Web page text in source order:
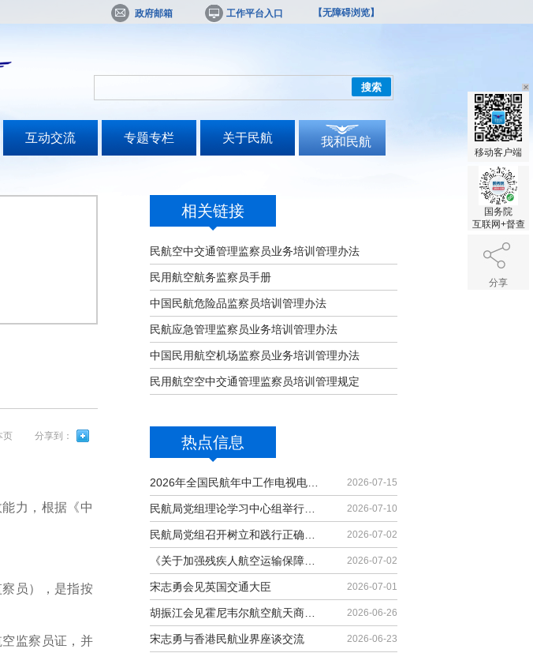
政府邮箱 工作平台入口 【无障碍浏览】
搜索
互动交流 专题专栏 关于民航 我和民航
相关链接
民航空中交通管理监察员业务培训管理办法
民用航空航务监察员手册
中国民航危险品监察员培训管理办法
民航应急管理监察员业务培训管理办法
中国民用航空机场监察员业务培训管理办法
民用航空空中交通管理监察员培训管理规定
热点信息
2026-07-15
2026-07-10
2026-07-02
2026-07-02
宋志勇会见英国交通大臣 2026-07-01
2026-06-26
宋志勇与香港民航业界座谈交流 2026-06-23
页 分享到：
力，根据《中
员），是指按
监察员证，并
移动客户端
国务院
互联网+督查
分享